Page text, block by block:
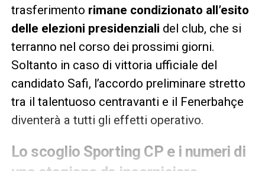
trasferimento rimane condizionato all’esito
delle elezioni presidenziali del club, che si
terranno nel corso dei prossimi giorni.
Soltanto in caso di vittoria ufficiale del
candidato Safi, l’accordo preliminare stretto
tra il talentuoso centravanti e il Fenerbahçe
diventerà a tutti gli effetti operativo.
Lo scoglio Sporting CP e i numeri di